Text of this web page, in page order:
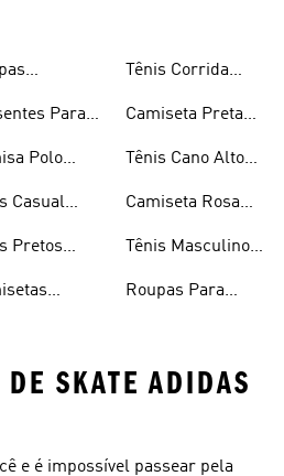
Para
Polo
Casual
Pretos
Masculinas
Tênis Corrida
Camiseta Preta
Tênis Cano Alto
Camiseta Rosa
Tênis Masculino
Roupas Para
DE SKATE ADIDAS
e é impossível passear pela